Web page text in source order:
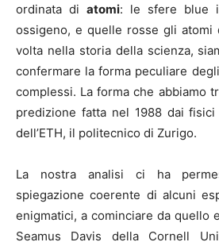
ordinata di atomi: le sfere blue
ossigeno, e quelle rosse gli atomi
volta nella storia della scienza,
confermare la forma peculiare degli
complessi. La forma che abbiamo
predizione fatta nel 1988 dai
dell’ETH, il politecnico di Zurigo.
La nostra analisi ci ha
spiegazione coerente di alcuni
enigmatici, a cominciare da quello
Seamus Davis della Cornell